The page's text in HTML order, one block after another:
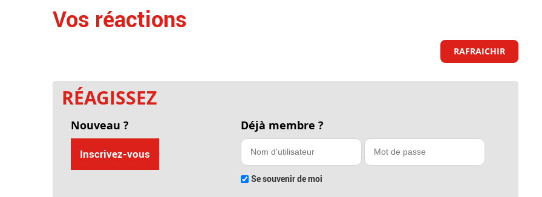
Vos réactions
RAFRAICHIR
RÉAGISSEZ
Nouveau ?
Inscrivez-vous
Déjà membre ?
Se souvenir de moi